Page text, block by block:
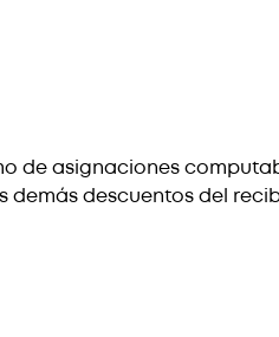
asignaciones
demás descuentos del